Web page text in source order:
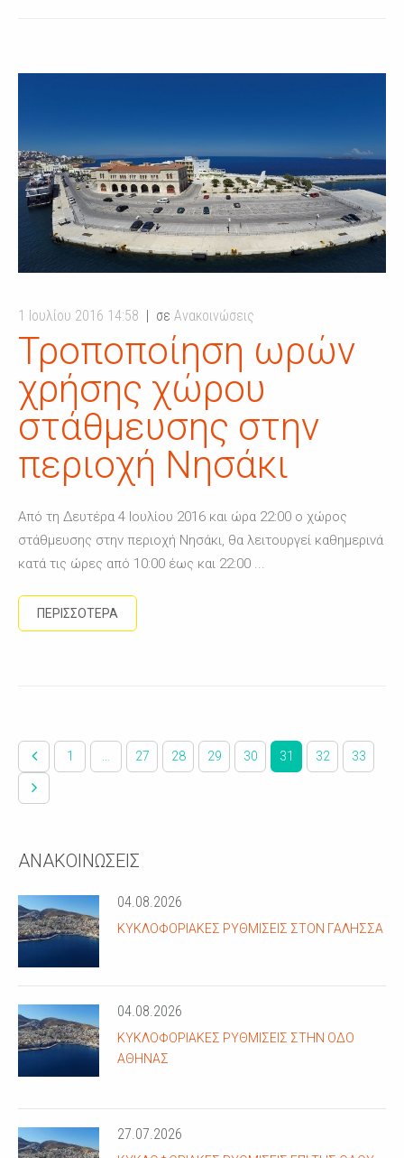
1 Ιουλίου 2016 14:58 σε Ανακοινώσεις
Τροποποίηση ωρών
χρήσης χώρου
στάθμευσης στην
περιοχή Νησάκι
Από τη Δευτέρα 4 Ιουλίου 2016 και ώρα 22:00 o χώρος
στάθμευσης στην περιοχή Νησάκι, θα λειτουργεί καθημερινά
κατά τις ώρες από 10:00 έως και 22:00 ...
ΠΕΡΙΣΣΟΤΕΡΑ
1 … 27 28 29 30 31 32 33
ΑΝΑΚΟΙΝΩΣΕΙΣ
04.08.2026
ΚΥΚΛΟΦΟΡΙΑΚΈΣ ΡΥΘΜΊΣΕΙΣ ΣΤΟΝ ΓΑΛΗΣΣΆ
04.08.2026
ΚΥΚΛΟΦΟΡΙΑΚΈΣ ΡΥΘΜΊΣΕΙΣ ΣΤΗΝ ΟΔΌ
ΑΘΗΝΆΣ
27.07.2026